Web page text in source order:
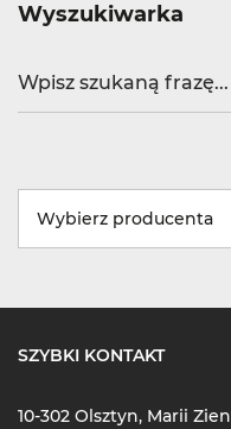
Wyszukiwarka
Wybierz producenta
SZYBKI KONTAKT
10-302 Olsztyn, Marii